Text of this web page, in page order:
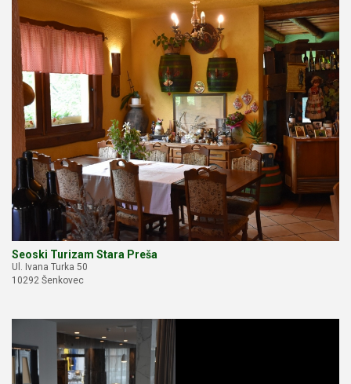
Seoski Turizam Stara Preša
Ul. Ivana Turka 50
10292 Šenkovec